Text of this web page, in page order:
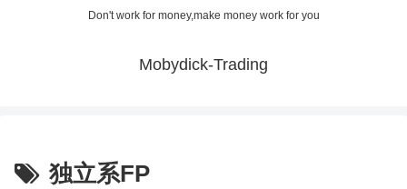
Don't work for money,make money work for you
Mobydick-Trading
独立系FP